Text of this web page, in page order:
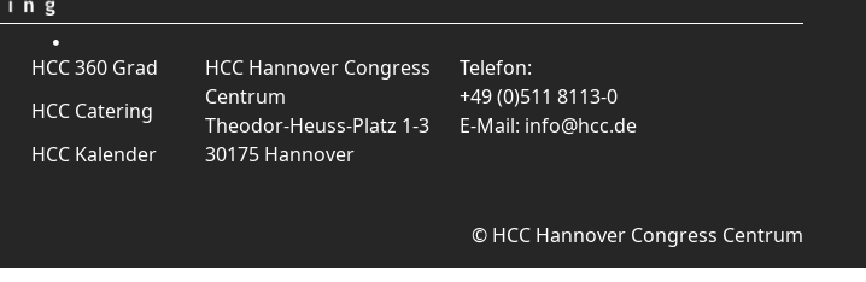
HCC 360 Grad
HCC Catering
HCC Kalender
HCC Hannover Congress
Centrum
Theodor-Heuss-Platz 1-3
30175 Hannover
Telefon:
+49 (0)511 8113-0
E-Mail: info@hcc.de
© HCC Hannover Congress Centrum